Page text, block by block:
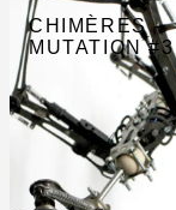
CHIMÈRES -
MUTATION #3